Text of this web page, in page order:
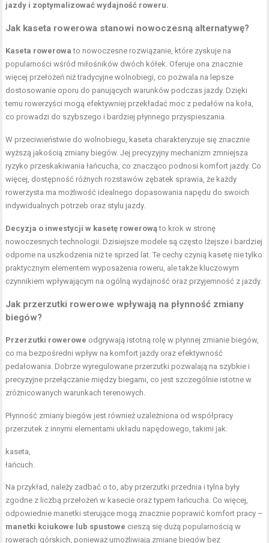
jazdy i zoptymalizować wydajność roweru.
Jak kaseta rowerowa stanowi nowoczesną alternatywę?
Kaseta rowerowa to nowoczesne rozwiązanie, które zyskuje na
popularności wśród miłośników dwóch kółek. Oferuje ona znacznie
więcej przełożeń niż tradycyjne wolnobiegi, co pozwala na lepsze
dostosowanie oporu do panujących warunków podczas jazdy. Dzięki
temu rowerzyści mogą efektywniej przekładać moc z pedałów na koła,
co prowadzi do szybszego i bardziej płynnego przyspieszania.
W przeciwieństwie do wolnobiegu, kaseta charakteryzuje się znacznie
wyższą jakością zmiany biegów. Jej precyzyjny mechanizm zmniejsza
ryzyko przeskakiwania łańcucha, co znacząco podnosi komfort jazdy. Co
więcej, dostępność różnych rozstawów zębatek sprawia, że każdy
rowerzysta ma możliwość idealnego dopasowania napędu do swoich
indywidualnych potrzeb oraz stylu jazdy.
Decyzja o inwestycji w kasetę rowerowąto krok w stronę
nowoczesnych technologii. Dzisiejsze modele są często lżejsze i bardziej
odporne na uszkodzenia niż te sprzed lat. Te cechy czynią kasetę nie tylko
praktycznym elementem wyposażenia roweru, ale także kluczowym
czynnikiem wpływającym na ogólną wydajność oraz przyjemność z jazdy.
Jak przerzutki rowerowe wpływają na płynność zmiany
biegów?
Przerzutki rowerowe odgrywają istotną rolę w płynnej zmianie biegów,
co ma bezpośredni wpływ na komfort jazdy oraz efektywność
pedałowania. Dobrze wyregulowane przerzutki pozwalają na szybkie i
precyzyjne przełączanie między biegami, co jest szczególnie istotne w
zróżnicowanych warunkach terenowych.
Płynność zmiany biegów jest również uzależniona od współpracy
przerzutek z innymi elementami układu napędowego, takimi jak:
kaseta,
łańcuch.
Na przykład, należy zadbać o to, aby przerzutki przednia i tylna były
zgodne z liczbą przełożeń w kasecie oraz typem łańcucha. Co więcej,
odpowiednie manetki sterujące mogą znacznie poprawić komfort pracy –
manetki kciukowe lub spustowe cieszą się dużą popularnością w
rowerach górskich, ponieważ umożliwiają zmianę biegów bez